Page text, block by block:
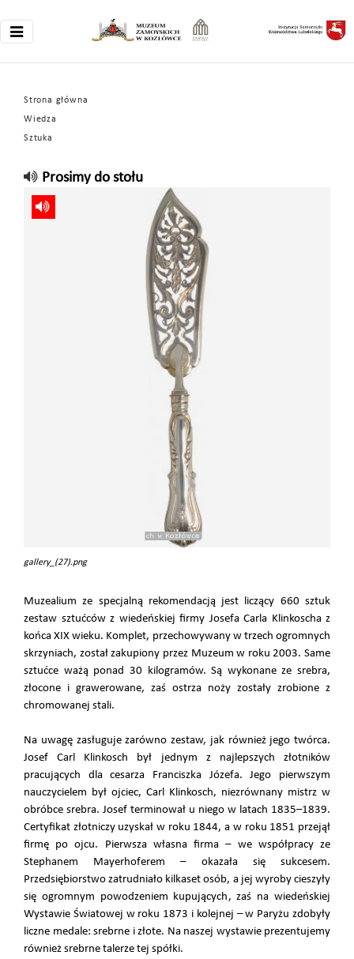
Strona główna
Wiedza
Sztuka
Prosimy do stołu
gallery_(27).png
Muzealium ze specjalną rekomendacją jest liczący 660 sztuk
zestaw sztućców z wiedeńskiej firmy Josefa Carla Klinkoscha z
końca XIX wieku. Komplet, przechowywany w trzech ogromnych
skrzyniach, został zakupiony przez Muzeum w roku 2003. Same
sztućce ważą ponad 30 kilogramów. Są wykonane ze srebra,
złocone i grawerowane, zaś ostrza noży zostały zrobione z
chromowanej stali.
Na uwagę zasługuje zarówno zestaw, jak również jego twórca.
Josef Carl Klinkosch był jednym z najlepszych złotników
pracujących dla cesarza Franciszka Józefa. Jego pierwszym
nauczycielem był ojciec, Carl Klinkosch, niezrównany mistrz w
obróbce srebra. Josef terminował u niego w latach 1835–1839.
Certyfikat złotniczy uzyskał w roku 1844, a w roku 1851 przejął
firmę po ojcu. Pierwsza własna firma – we współpracy ze
Stephanem Mayerhoferem – okazała się sukcesem.
Przedsiębiorstwo zatrudniało kilkaset osób, a jej wyroby cieszyły
się ogromnym powodzeniem kupujących, zaś na wiedeńskiej
Wystawie Światowej w roku 1873 i kolejnej – w Paryżu zdobyły
liczne medale: srebrne i złote. Na naszej wystawie prezentujemy
również srebrne talerze tej spółki.